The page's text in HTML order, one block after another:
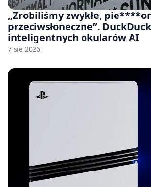
„Zrobiliśmy zwykłe,
przeciwsłoneczne”.
inteligentnych okularów AI
7 sie 2026